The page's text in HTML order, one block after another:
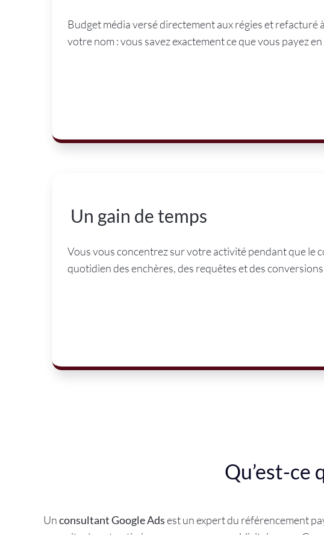
Budget média versé directement aux régies et refacturé
votre nom : vous savez exactement ce que vous payez
Un gain de temps
Vous vous concentrez sur votre activité pendant que le
quotidien des enchères, des requêtes et des
Qu’est-ce
Unconsultant Google Adsest un expert du référencement